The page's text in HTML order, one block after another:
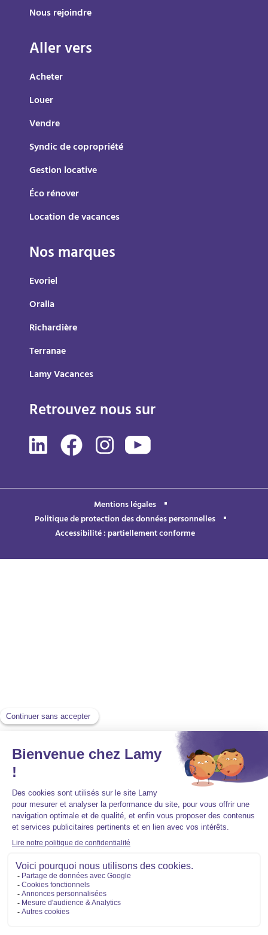
Nous rejoindre
Aller vers
Acheter
Louer
Vendre
Syndic de copropriété
Gestion locative
Éco rénover
Location de vacances
Nos marques
Evoriel
Oralia
Richardière
Terranae
Lamy Vacances
Retrouvez nous sur
Mentions légales
Politique de protection des données personnelles
Accessibilité : partiellement conforme